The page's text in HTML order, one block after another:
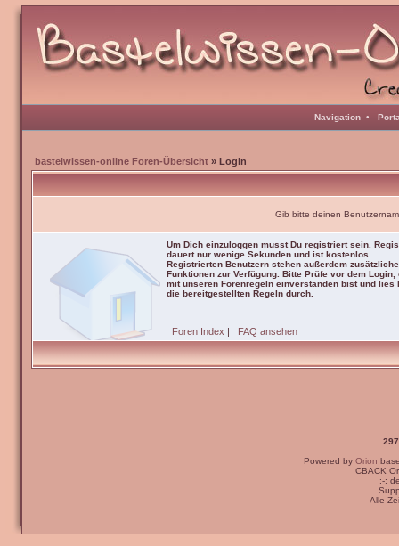
Navigation •
bastelwissen-online Foren-Übersicht » Login
Gib bitte deinen
Um Dich einzuloggen musst Du registriert sein.
dauert nur wenige Sekunden und ist kostenlos.
Registrierten Benutzern stehen außerdem zusätzliche
Funktionen zur Verfügung. Bitte Prüfe vor dem Login,
mit unseren Forenregeln einverstanden bist und lies
die bereitgestellten Regeln durch.
Foren Index | FAQ ansehen
Powered by Orion
CBACK
:-:
Alle